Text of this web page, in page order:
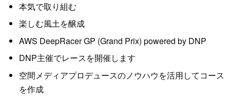
本気で取り組む
楽しむ風土を醸成
AWS DeepRacer GP (Grand Prix) powered by DNP
DNP主催でレースを開催します
空間メディアプロデュースのノウハウを活用してコース
を作成